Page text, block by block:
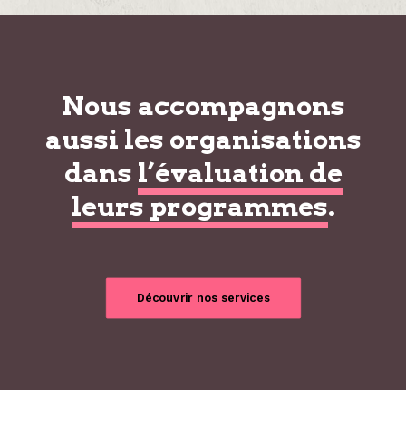
Nous accompagnons
aussi les organisations
dans l’évaluation de
leurs programmes.
Découvrir nos services